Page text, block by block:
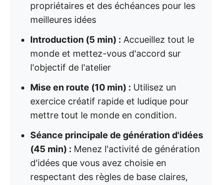
propriétaires et des échéances pour les
meilleures idées
Introduction (5 min) : Accueillez tout le
monde et mettez-vous d'accord sur
l'objectif de l'atelier
Mise en route (10 min) : Utilisez un
exercice créatif rapide et ludique pour
mettre tout le monde en condition.
Séance principale de génération d'idées
(45 min) : Menez l'activité de génération
d'idées que vous avez choisie en
respectant des règles de base claires,